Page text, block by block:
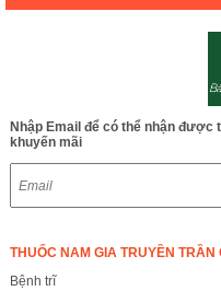
Nhập Email để có thể nhận
khuyến mãi
THUỐC NAM GIA TRUYỀN TRẦN
Bệnh trĩ